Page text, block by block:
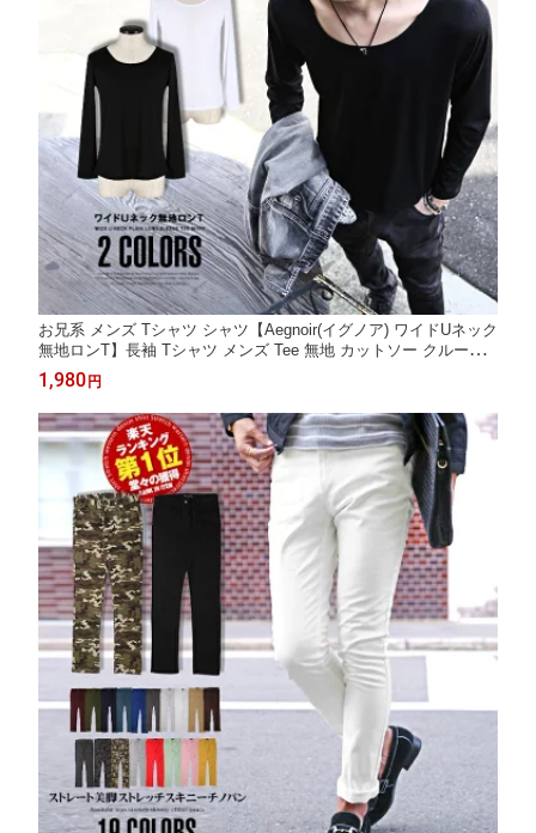
お兄系 メンズ Tシャツ シャツ【Aegnoir(イグノア) ワイドUネック
無地ロンT】長袖 Tシャツ メンズ Tee 無地 カットソー クルーネ
ック ワイドネック 丸首 メンナク メンスパ V系 ファッション 無
地Tシャツ レビュー 服 通販
1,980 円